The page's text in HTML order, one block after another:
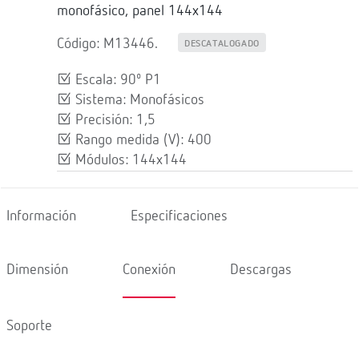
monofásico, panel 144x144
Código: M13446. DESCATALOGADO
Escala: 90º P1
Sistema: Monofásicos
Precisión: 1,5
Rango medida (V): 400
Módulos: 144x144
Información Especificaciones
Dimensión Conexión Descargas
Soporte